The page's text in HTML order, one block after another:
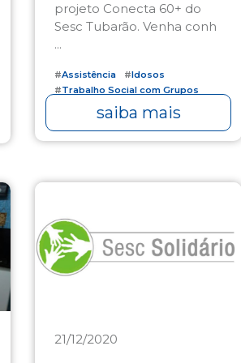
projeto Conecta 60+ do
Sesc Tubarão. Venha conh
...
#Assistência #Idosos
#Trabalho Social com Grupos
saiba mais
Assistência
21/12/2020